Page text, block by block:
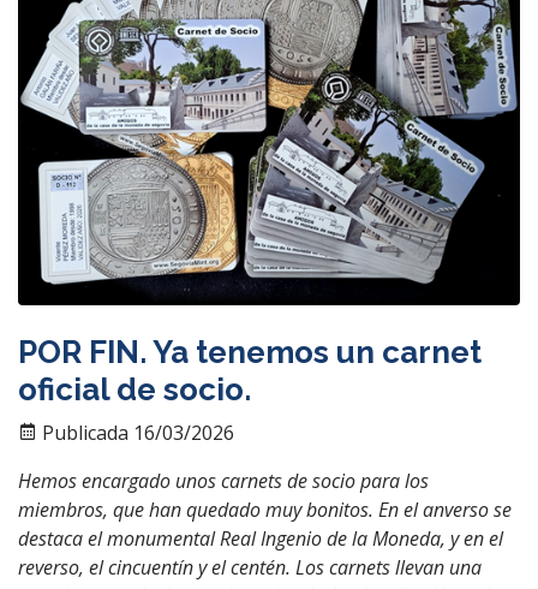
POR FIN. Ya tenemos un carnet
oficial de socio.
Publicada 16/03/2026
Hemos encargado unos carnets de socio para los
miembros, que han quedado muy bonitos. En el anverso se
destaca el monumental Real Ingenio de la Moneda, y en el
reverso, el cincuentín y el centén. Los carnets llevan una